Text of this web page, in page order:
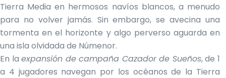
Tierra Media en hermosos navíos blancos, a menudo
para no volver jamás. Sin embargo, se avecina una
tormenta en el horizonte y algo perverso aguarda en
una isla olvidada de Númenor.
En laexpansión de campaña Cazador de Sueños, de 1
a 4 jugadores navegan por los océanos de la Tierra